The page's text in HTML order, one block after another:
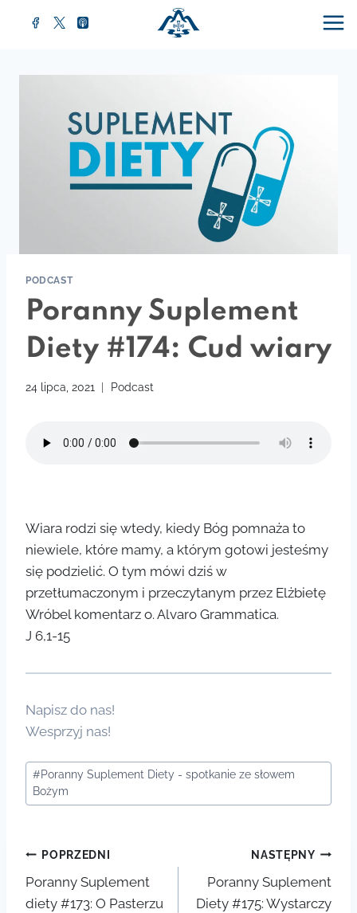
PODCAST
Poranny Suplement
Diety #174: Cud wiary
24 lipca, 2021 Podcast
Wiara rodzi się wtedy, kiedy Bóg pomnaża to
niewiele, które mamy, a którym gotowi jesteśmy
się podzielić. O tym mówi dziś w
przetłumaczonym i przeczytanym przez Elżbietę
Wróbel komentarz o. Alvaro Grammatica.
J 6,1-15
Napisz do nas!
Wesprzyj nas!
Tagi
wpisu:
#Poranny Suplement Diety - spotkanie ze słowem
Bożym
Nawigacja
wpisu
POPRZEDNI
Poranny Suplement
diety #173: O Pasterzu
NASTĘPNY
Poranny Suplement
Diety #175: Wystarczy